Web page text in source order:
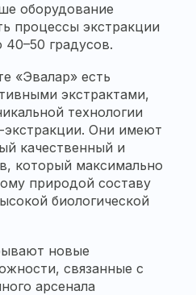
оборудование
процессы экстракции
40–50 градусов.
«Эвалар» есть
экстрактами,
технологии
-экстракции. Они имеют
качественный и
который максимально
природой составу
биологической
новые
связанные с
арсенала